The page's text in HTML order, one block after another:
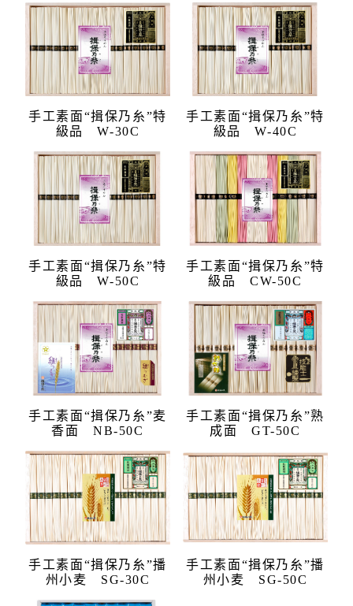
手工素面“揖保乃糸”特
級品 W-30C
手工素面“揖保乃糸”特
級品 W-40C
手工素面“揖保乃糸”特
級品 W-50C
手工素面“揖保乃糸”特
級品 CW-50C
手工素面“揖保乃糸”麦
香面 NB-50C
手工素面“揖保乃糸”熟
成面 GT-50C
手工素面“揖保乃糸”播
州小麦 SG-30C
手工素面“揖保乃糸”播
州小麦 SG-50C